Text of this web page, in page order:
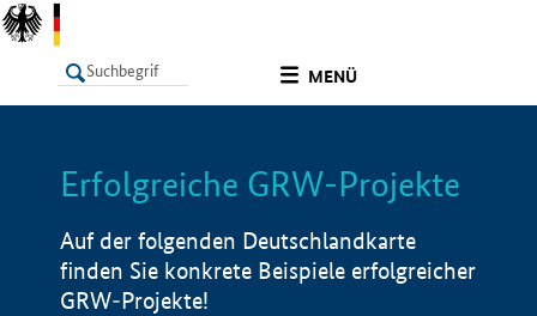
MENÜ
LISTE Info
Erfolgreiche GRW-Projekte
Auf der folgenden Deutschlandkarte
finden Sie konkrete Beispiele erfolgreicher
GRW-Projekte!